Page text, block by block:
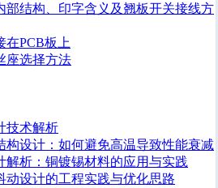
部结构、印字含义及翘板开关接线方
在PCB板上
座选择方法
技术解析
构设计：如何避免高温导致性能衰减
解析：铜镀锡材料的应用与实践
动设计的工程实践与优化思路